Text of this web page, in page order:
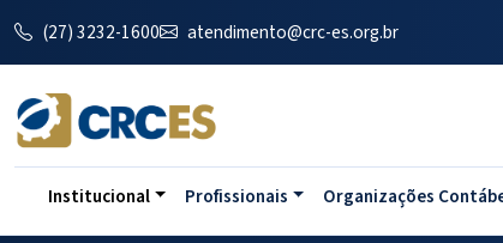
(27) 3232-1600 atendimento@crc-es.org.br
Institucional Profissionais Organizações